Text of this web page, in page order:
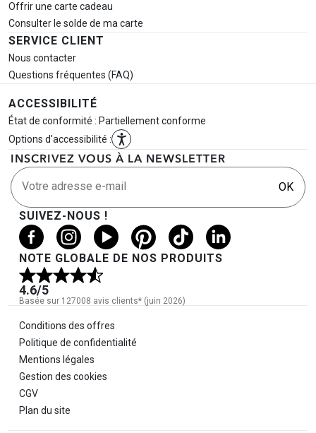
Offrir une carte cadeau
Consulter le solde de ma carte
SERVICE CLIENT
Nous contacter
Questions fréquentes (FAQ)
ACCESSIBILITÉ
État de conformité : Partiellement conforme
Options d'accessibilité :
INSCRIVEZ VOUS À LA NEWSLETTER
Votre adresse e-mail OK
SUIVEZ-NOUS !
NOTE GLOBALE DE NOS PRODUITS
4.6/5
Basée sur 127008 avis clients* (juin 2026)
Informations légales
Conditions des offres
Politique de confidentialité
Mentions légales
Gestion des cookies
CGV
Plan du site